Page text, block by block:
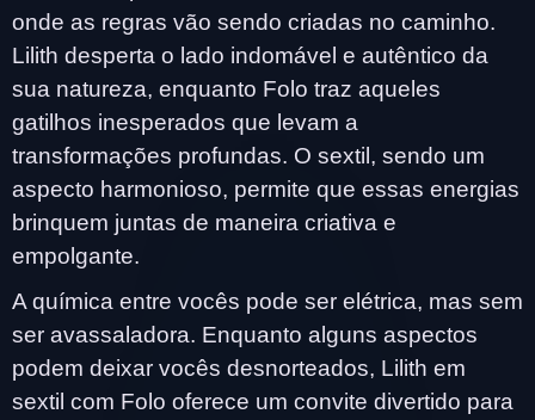
onde as regras vão sendo criadas no caminho.
Lilith desperta o lado indomável e autêntico da
sua natureza, enquanto Folo traz aqueles
gatilhos inesperados que levam a
transformações profundas. O sextil, sendo um
aspecto harmonioso, permite que essas energias
brinquem juntas de maneira criativa e
empolgante.
A química entre vocês pode ser elétrica, mas sem
ser avassaladora. Enquanto alguns aspectos
podem deixar vocês desnorteados, Lilith em
sextil com Folo oferece um convite divertido para